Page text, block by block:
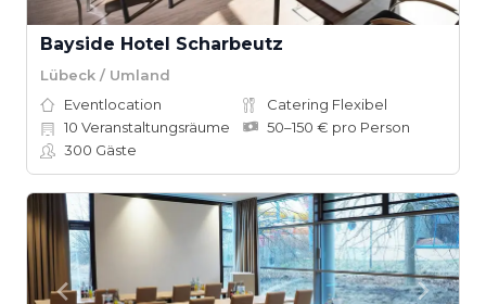
Bayside Hotel Scharbeutz
Lübeck / Umland
Eventlocation
Catering Flexibel
10 Veranstaltungsräume
50–150 € pro Person
300 Gäste